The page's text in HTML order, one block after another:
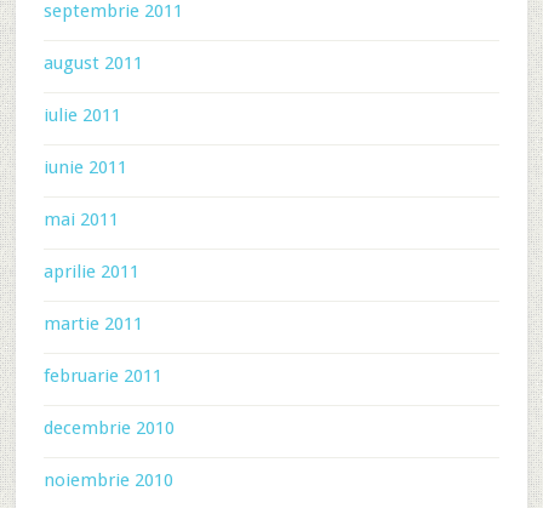
septembrie 2011
august 2011
iulie 2011
iunie 2011
mai 2011
aprilie 2011
martie 2011
februarie 2011
decembrie 2010
noiembrie 2010